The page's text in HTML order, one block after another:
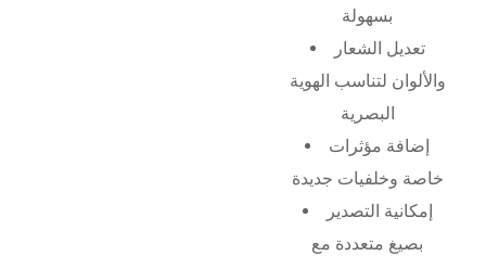
بسهولة
تعديل الشعار
والألوان لتناسب الهوية
البصرية
إضافة مؤثرات
خاصة وخلفيات جديدة
إمكانية التصدير
بصيغ متعددة مع